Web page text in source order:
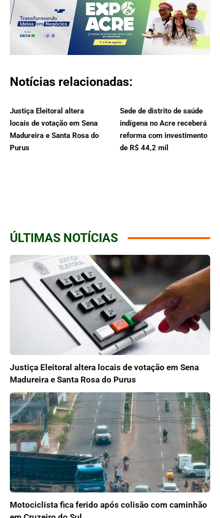
Notícias relacionadas:
Justiça Eleitoral altera
locais de votação em Sena
Madureira e Santa Rosa do
Purus
Sede de distrito de saúde
indígena no Acre receberá
reforma com investimento
de R$ 44,2 mil
ÚLTIMAS NOTÍCIAS
Justiça Eleitoral altera locais de votação em Sena
Madureira e Santa Rosa do Purus
Motociclista fica ferido após colisão com caminhão